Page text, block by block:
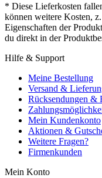
* Diese Lieferkosten
können weitere Kosten,
Eigenschaften der
du direkt in der
Hilfe & Support
Meine Bestellung
Versand &
Rücksendungen &
Mein Kundenkonto
Aktionen &
Weitere Fragen?
Firmenkunden
Mein Konto